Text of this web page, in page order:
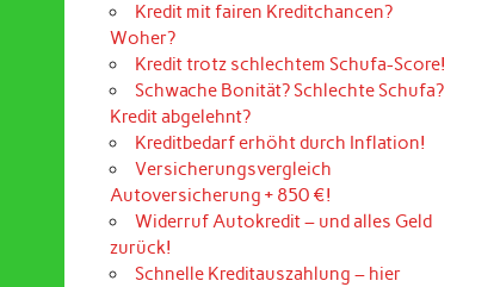
Kredit mit fairen Kreditchancen?
Woher?
Kredit trotz schlechtem Schufa-Score!
Schwache Bonität? Schlechte Schufa?
Kredit abgelehnt?
Kreditbedarf erhöht durch Inflation!
Versicherungsvergleich
Autoversicherung + 850 €!
Widerruf Autokredit – und alles Geld
zurück!
Schnelle Kreditauszahlung – hier